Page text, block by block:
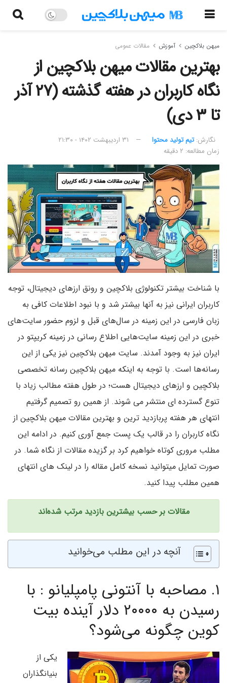
میهن بلاکچین آموزش مقالات عمومی
بهترین مقالات میهن بلاکچین از
نگاه کاربران در هفته گذشته (۲۷ آذر
تا ۳ دی)
نگارش:‌ تیم تولید محتوا
۳۱ اردیبهشت ۱۴۰۲ - ۲۱:۳۰
زمان مطالعه: ۲ دقیقه
با شناخت بیشتر تکنولوژی بلاکچین و رونق ارزهای دیجیتال، توجه
کاربران ایرانی نیز به آنها بیشتر شد و با نبود اطلاعات کافی به
زبان فارسی در این زمینه در سال‌های قبل و لزوم حضور سایت‌های
خبری در این زمینه سایت‌هایی اطلاع رسانی در زمینه کریپتو در
ایران نیز به وجود آمدند. سایت میهن بلاکچین نیز یکی از این
رسانه‌ها است. با توجه به اینکه میهن بلاکچین رسانه تخصصی
بلاکچین و ارزهای دیجیتال هست؛ در طول هفته مطالب زیاد با
تنوع گسترده ای منتشر می شوند. از همین رو تصمیم گرفتیم
انتهای هر هفته پربازدید ترین و بهترین مقالات میهن بلاکچین از
نگاه کاربران را در قالب یک پست جمع آوری کنیم. در ادامه این
مطلب مروری کوتاه خواهیم کرد بر گزیده مقالات از نگاه شما. در
صورت تمایل میتوانید نسخه کامل مقاله را در لینک های انتهای
همین مطلب پیدا کنید.
مقالات بر حسب بیشترین بازدید مرتب شده‌اند
آنچه در این مطلب می‌خوانید
۱. مصاحبه با آنتونی پامپلیانو : با
رسیدن به ۲۰۰۰۰ دلار آینده بیت
کوین چگونه می‌شود؟
یکی از
بنیانگذاران